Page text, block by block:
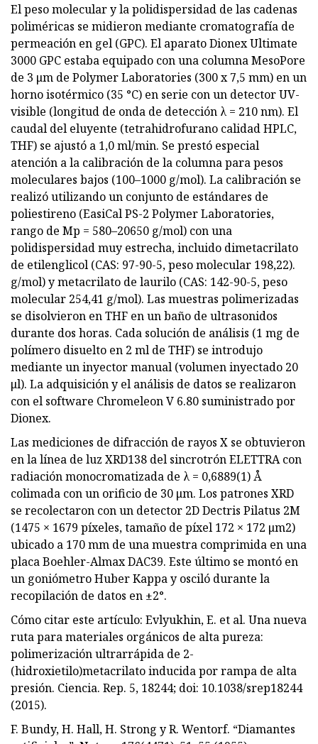
El peso molecular y la polidispersidad de las cadenas
poliméricas se midieron mediante cromatografía de
permeación en gel (GPC). El aparato Dionex Ultimate
3000 GPC estaba equipado con una columna MesoPore
de 3 μm de Polymer Laboratories (300 x 7,5 mm) en un
horno isotérmico (35 °C) en serie con un detector UV-
visible (longitud de onda de detección λ = 210 nm). El
caudal del eluyente (tetrahidrofurano calidad HPLC,
THF) se ajustó a 1,0 ml/min. Se prestó especial
atención a la calibración de la columna para pesos
moleculares bajos (100–1000 g/mol). La calibración se
realizó utilizando un conjunto de estándares de
poliestireno (EasiCal PS-2 Polymer Laboratories,
rango de Mp = 580–20650 g/mol) con una
polidispersidad muy estrecha, incluido dimetacrilato
de etilenglicol (CAS: 97-90-5, peso molecular 198,22).
g/mol) y metacrilato de laurilo (CAS: 142-90-5, peso
molecular 254,41 g/mol). Las muestras polimerizadas
se disolvieron en THF en un baño de ultrasonidos
durante dos horas. Cada solución de análisis (1 mg de
polímero disuelto en 2 ml de THF) se introdujo
mediante un inyector manual (volumen inyectado 20
μl). La adquisición y el análisis de datos se realizaron
con el software Chromeleon V 6.80 suministrado por
Dionex.
Las mediciones de difracción de rayos X se obtuvieron
en la línea de luz XRD138 del sincrotrón ELETTRA con
radiación monocromatizada de λ = 0,6889(1) Å
colimada con un orificio de 30 μm. Los patrones XRD
se recolectaron con un detector 2D Dectris Pilatus 2M
(1475 × 1679 píxeles, tamaño de píxel 172 × 172 μm2)
ubicado a 170 mm de una muestra comprimida en una
placa Boehler-Almax DAC39. Este último se montó en
un goniómetro Huber Kappa y osciló durante la
recopilación de datos en ±2°.
Cómo citar este artículo: Evlyukhin, E. et al. Una nueva
ruta para materiales orgánicos de alta pureza:
polimerización ultrarrápida de 2-
(hidroxietilo)metacrilato inducida por rampa de alta
presión. Ciencia. Rep. 5, 18244; doi: 10.1038/srep18244
(2015).
F. Bundy, H. Hall, H. Strong y R. Wentorf. “Diamantes